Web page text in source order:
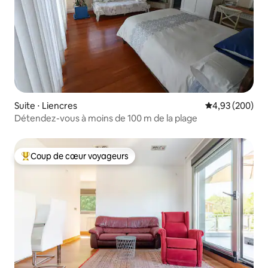
Suite ⋅ Liencres Évaluation
4,93 (200)
Détendez-vous à moins de 100 m de la plage
Coups de cœur voyageurs les plus appréciés
Coup de cœur voyageurs